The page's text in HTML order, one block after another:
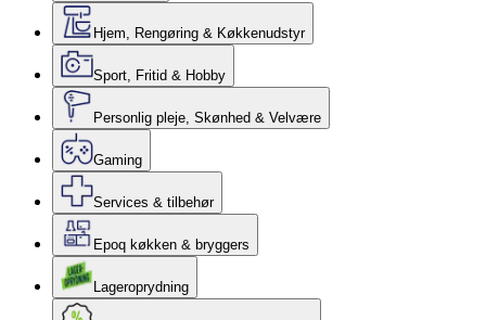
Hjem, Rengøring & Køkkenudstyr
Sport, Fritid & Hobby
Personlig pleje, Skønhed & Velvære
Gaming
Services & tilbehør
Epoq køkken & bryggers
Lageroprydning